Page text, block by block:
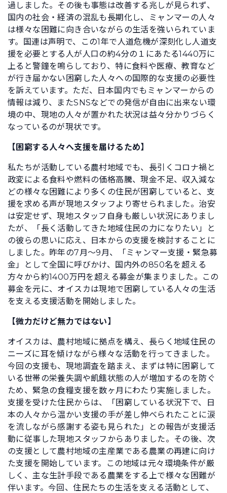
過しました。その後も事態は改善する兆しが見られず、
国内の社会・経済の混乱も長期化し、ミャンマーの人々
は様々な困難に向き合いながらの生活を強いられていま
す。国連は声明で、この1年で人道危機が深刻化し人道支
援を必要とする人が人口の約4分の１にあたる1440万に
上ると警鐘を鳴らしており、特に食料や医療、教育など
が行き届かない困窮した人々への国際的な支援の必要性
を訴えています。ただ、日本国内でもミャンマーからの
情報は減り、またSNSなどでの発信が自由に出来ない環
境の中、現地の人々が置かれた状況は益々分かりづらく
なっているのが現状です。
【困窮する人々へ支援を届けるため】
私たちが活動している農村地域でも、長引くコロナ禍と
政変による食料や燃料の価格高騰、現金不足、収入減な
どの様々な困難により多くの住民が困窮していると、支
援を求める声が現地スタッフより寄せられました。治安
は安定せず、現地スタッフ自身も厳しい状況にありまし
たが、「長く活動してきた地域住民の力になりたい」と
の彼らの思いに応え、日本からの支援を検討することに
しました。昨年の7月〜9月、「ミャンマー支援・緊急募
金」として全国に呼びかけ、国内外の850名を超える
方々から約1400万円を超える募金が集まりました。この
募金を元に、オイスカは現地で困窮している人々の生活
を支える支援活動を開始しました。
【微力だけど無力ではない】
オイスカは、農村地域に拠点を構え、長らく地域住民の
ニーズに耳を傾けながら様々な活動を行ってきました。
今回の支援も、現地調査を踏まえ、まずは特に困窮して
いる世帯の栄養失調や飢餓状態の人が増加するのを防ぐ
ため、緊急の食糧支援を数ヶ月にわたり実施しました。
支援を受けた住民からは、「困窮している状況下で、日
本の人々から温かい支援の手が差し伸べられたことに涙
を流しながら感謝する姿も見られた」との報告が支援活
動に従事した現地スタッフからありました。その後、次
の支援として農村地域の主産業である農業の再建に向け
た支援を開始しています。この地域は元々環境条件が厳
しく、主な生計手段である農業をする上で様々な困難が
伴います。今回、住民たちの生活を支える活動として、